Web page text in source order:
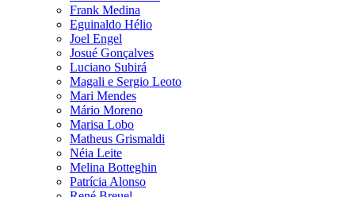
Frank Medina
Eguinaldo Hélio
Joel Engel
Josué Gonçalves
Luciano Subirá
Magali e Sergio Leoto
Mari Mendes
Mário Moreno
Marisa Lobo
Matheus Grismaldi
Néia Leite
Melina Botteghin
Patrícia Alonso